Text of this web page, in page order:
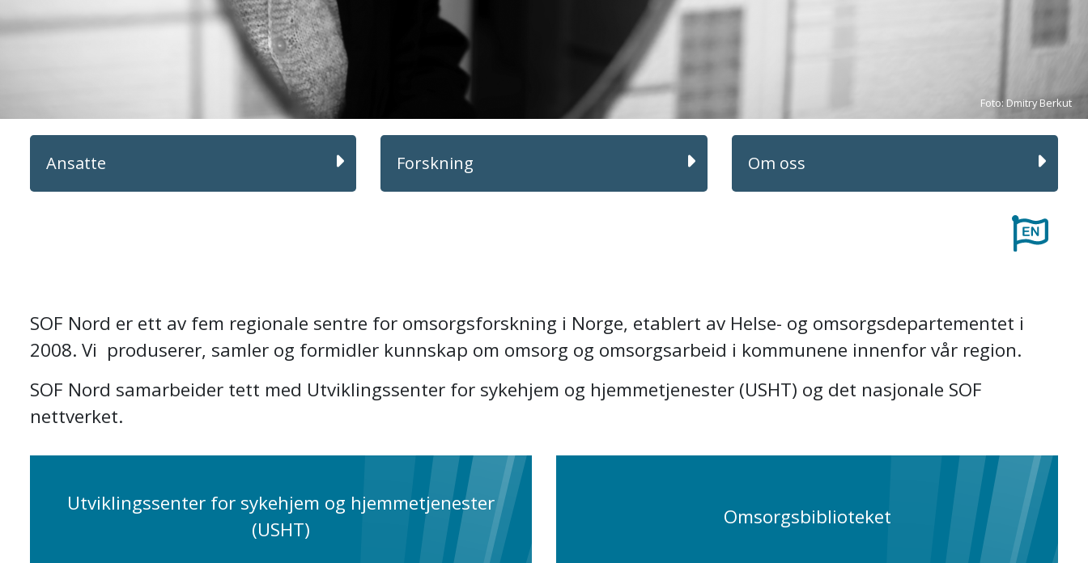
Foto: Dmitry Berkut
Ansatte Forskning Om oss
SOF Nord er ett av fem regionale sentre for omsorgsforskning i Norge, etablert av Helse- og omsorgsdepartementet i
2008. Vi produserer, samler og formidler kunnskap om omsorg og omsorgsarbeid i kommunene innenfor vår region.
SOF Nord samarbeider tett med Utviklingssenter for sykehjem og hjemmetjenester (USHT) og det nasjonale SOF
nettverket.
Utviklingssenter for sykehjem og hjemmetjenester
(USHT)
Omsorgsbiblioteket